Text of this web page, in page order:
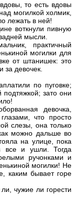
то есть вдовы
могилкой холмик,
лежать в ней!
воткнули пивную
мысли.
практичный
могилки для
от штанишек: это
за девочек.
по пуговке;
зато они
девочка,
что просто
слезы, она только
можно дальше во
на улице, пока
все и ушли. Тогда
ручонками и
могилки! Не
каким бывает горе
чужие ли горести